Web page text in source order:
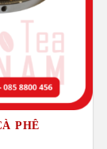
PHÊ